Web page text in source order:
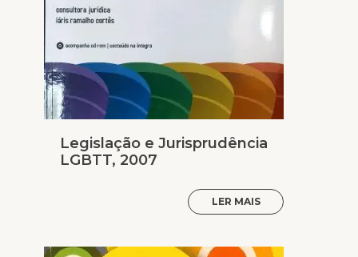
Legislação e Jurisprudência
LGBTT, 2007
LER MAIS